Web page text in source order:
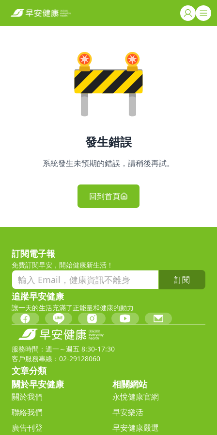
發生錯誤
系統發生未預期的錯誤，請稍後再試。
回到首頁
訂閱電子報
免費訂閱早安，開始健康新生活！
訂閱
追蹤早安健康
讓一天的生活充滿了正能量和健康的動力
服務時間：週一～週五 8:30-17:30
客戶服務專線：02-29128060
文章分類
關於早安健康
關於我們
聯絡我們
廣告刊登
相關網站
永悅健康官網
早安樂活
早安健康嚴選